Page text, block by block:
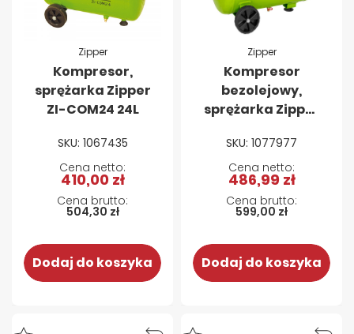
Zipper
Kompresor,
sprężarka Zipper
ZI-COM24 24L
SKU: 1067435
504,30 zł
410,00 zł
Dodaj do koszyka
Zipper
Kompresor
bezolejowy,
sprężarka Zipper
SKU: 1077977
599,00 zł
486,99 zł
Dodaj do koszyka